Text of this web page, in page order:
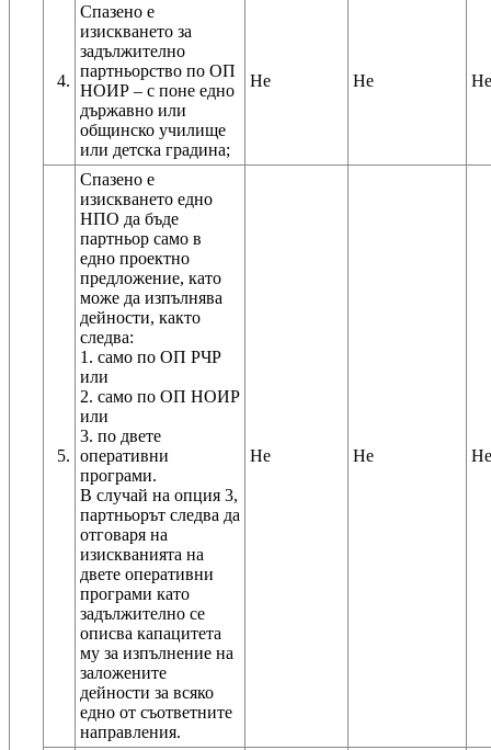
4.
Спазено е
изискването за
задължително
партньорство по ОП
НОИР – с поне едно
държавно или
общинско училище
или детска градина;
Не Не Не
5.
Спазено е
изискването едно
НПО да бъде
партньор само в
едно проектно
предложение, като
може да изпълнява
дейности, както
следва:
1. само по ОП РЧР
или
2. само по ОП НОИР
или
3. по двете
оперативни
програми.
В случай на опция 3,
партньорът следва да
отговаря на
изискванията на
двете оперативни
програми като
задължително се
описва капацитета
му за изпълнение на
заложените
дейности за всяко
едно от съответните
Не Не Не